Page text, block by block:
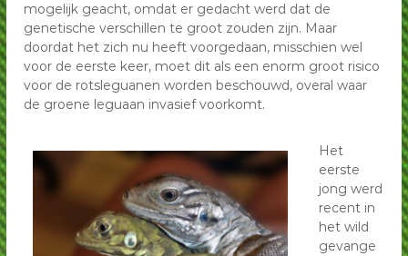
mogelijk geacht, omdat er gedacht werd dat de
genetische verschillen te groot zouden zijn. Maar
doordat het zich nu heeft voorgedaan, misschien wel
voor de eerste keer, moet dit als een enorm groot risico
voor de rotsleguanen worden beschouwd, overal waar
de groene leguaan invasief voorkomt.
Het
eerste
jong werd
recent in
het wild
gevange